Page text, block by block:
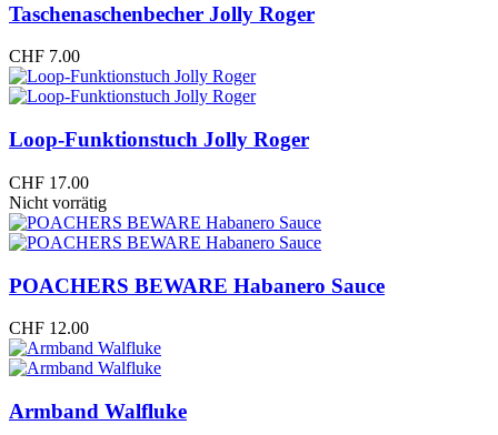
Taschenaschenbecher Jolly Roger
CHF 7.00
Loop-Funktionstuch Jolly Roger
CHF 17.00
Nicht vorrätig
POACHERS BEWARE Habanero Sauce
CHF 12.00
Armband Walfluke